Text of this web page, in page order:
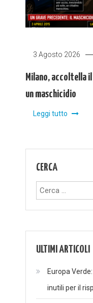
3 Agosto 2026
Milano, accoltella
un maschicidio
Leggi tutto
CERCA
ULTIMI ARTICOLI
Europa
inutili per il